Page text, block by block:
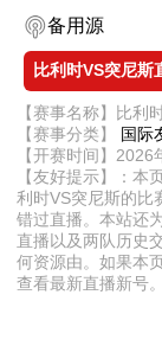
备用源
比利时VS突尼斯
【赛事名称】比利
【赛事分类】 国际
【开赛时间】
【友好提示】：
利时VS突尼斯的比
错过直播。本站还
直播以及两队历史
何资源由。如果本
查看最新直播新号。